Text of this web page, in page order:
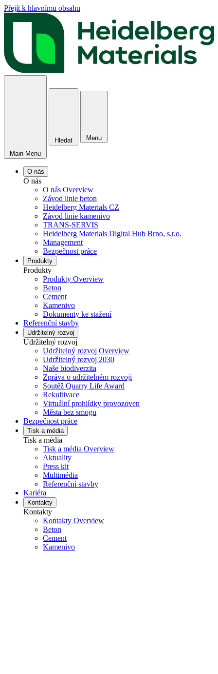
Přejít k hlavnímu obsahu
Main Menu
Hledat Menu
O nás
O nás
O nás Overview
Závod linie beton
Heidelberg Materials CZ
Závod linie kamenivo
TRANS-SERVIS
Heidelberg Materials Digital Hub Brno, s.r.o.
Management
Bezpečnost práce
Produkty
Produkty
Produkty Overview
Beton
Cement
Kamenivo
Dokumenty ke stažení
Referenční stavby
Udržitelný rozvoj
Udržitelný rozvoj
Udržitelný rozvoj Overview
Udržitelný rozvoj 2030
Naše biodiverzita
Zpráva o udržitelném rozvoji
Soutěž Quarry Life Award
Rekultivace
Virtuální prohlídky provozoven
Města bez smogu
Bezpečnost práce
Tisk a média
Tisk a média
Tisk a média Overview
Aktuality
Press kit
Multimédia
Referenční stavby
Kariéra
Kontakty
Kontakty
Kontakty Overview
Beton
Cement
Kamenivo